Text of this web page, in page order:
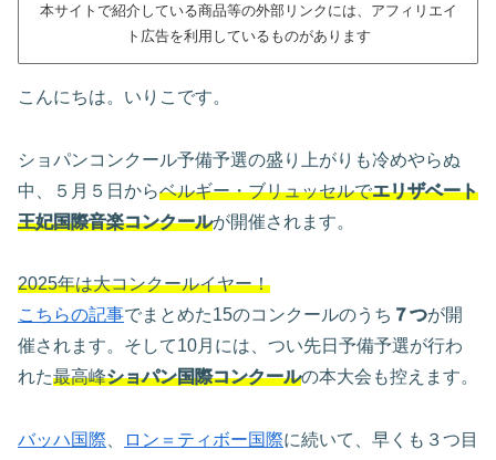
本サイトで紹介している商品等の外部リンクには、アフィリエイ
ト広告を利用しているものがあります
こんにちは。いりこです。
ショパンコンクール予備予選の盛り上がりも冷めやらぬ
中、５月５日からベルギー・ブリュッセルでエリザベート
王妃国際音楽コンクールが開催されます。
2025年は大コンクールイヤー！
こちらの記事でまとめた15のコンクールのうち ７つが開
催されます。そして10月には、つい先日予備予選が行わ
れた最高峰ショパン国際コンクールの本大会も控えます。
バッハ国際 ロン＝ティボー国際に続いて、早くも３つ目